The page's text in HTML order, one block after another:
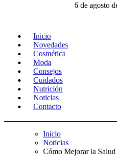
6 de agosto
Inicio
Novedades
Cosmética
Moda
Consejos
Cuidados
Nutrición
Noticias
Contacto
Inicio
Noticias
Cómo Mejorar la